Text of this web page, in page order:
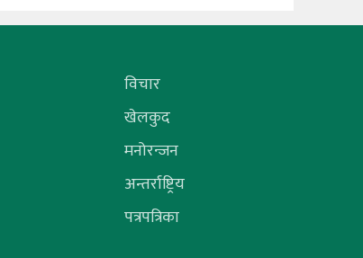
विचार
खेलकुद
मनोरन्जन
अन्तर्राष्ट्रिय
पत्रपत्रिका